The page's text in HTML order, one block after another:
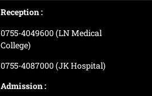
Reception :
0755-4049600 (LN Medical
College)
0755-4087000 (JK Hospital)
Admission :